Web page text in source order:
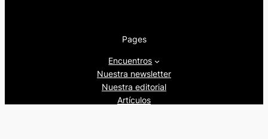
Pages
Encuentros
Nuestra newsletter
Nuestra editorial
Artículos